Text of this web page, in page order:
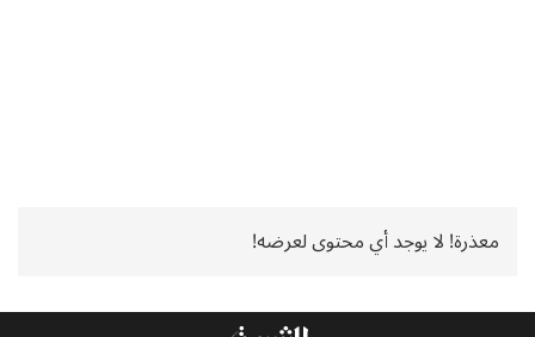
معذرة! لا يوجد أي محتوى لعرضه!